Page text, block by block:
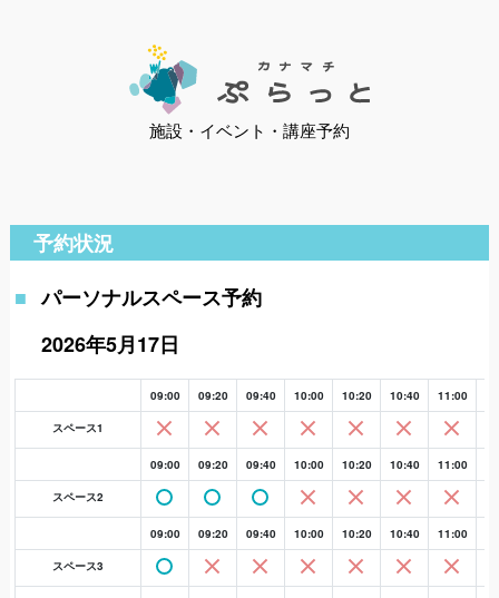
施設・イベント・講座予約
予約状況
パーソナルスペース予約
2026年5月17日
09:00 09:20 09:40 10:00 10:20 10:40 11:00
スペース1
09:00 09:20 09:40 10:00 10:20 10:40 11:00
スペース2
09:00 09:20 09:40 10:00 10:20 10:40 11:00
スペース3